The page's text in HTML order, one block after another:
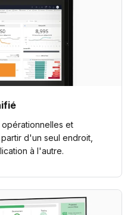
et
d'un seul endroit,
à l'autre.